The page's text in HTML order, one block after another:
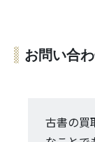
お問い合
古書の買